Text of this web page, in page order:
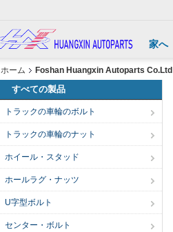
家へ
ホーム Foshan Huangxin Autoparts Co.Ltd
すべての製品
トラックの車輪のボルト
トラックの車輪のナット
ホイール・スタッド
ホールラグ・ナッツ
U字型ボルト
センター・ボルト